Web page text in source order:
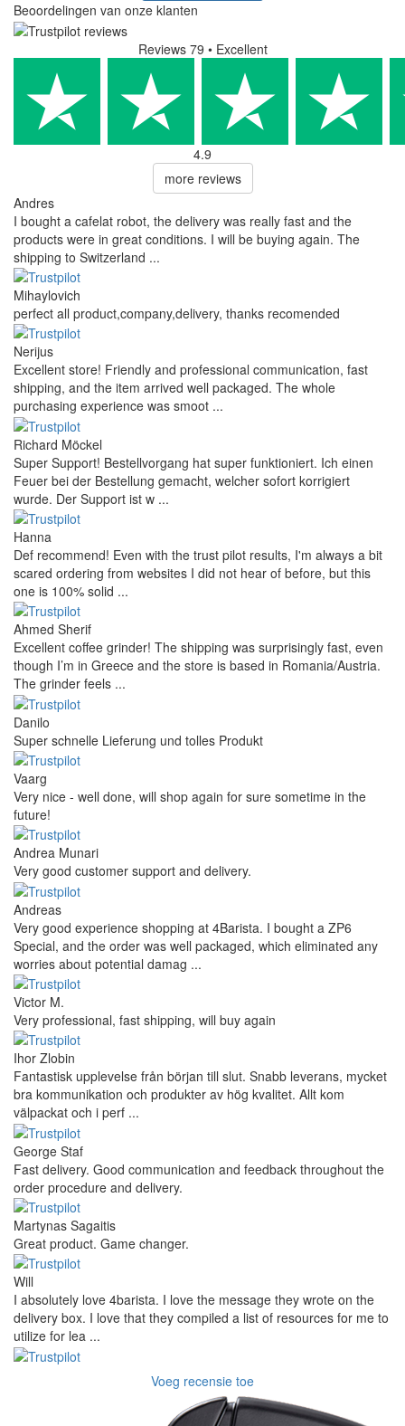
Beoordelingen van onze klanten
Reviews 79 • Excellent
4.9
more reviews
Andres
I bought a cafelat robot, the delivery was really fast and the
products were in great conditions. I will be buying again. The
shipping to Switzerland ...
Mihaylovich
perfect all product,company,delivery, thanks recomended
Nerijus
Excellent store! Friendly and professional communication, fast
shipping, and the item arrived well packaged. The whole
purchasing experience was smoot ...
Richard Möckel
Super Support! Bestellvorgang hat super funktioniert. Ich einen
Feuer bei der Bestellung gemacht, welcher sofort korrigiert
wurde. Der Support ist w ...
Hanna
Def recommend! Even with the trust pilot results, I'm always a bit
scared ordering from websites I did not hear of before, but this
one is 100% solid ...
Ahmed Sherif
Excellent coffee grinder! The shipping was surprisingly fast, even
though I’m in Greece and the store is based in Romania/Austria.
The grinder feels ...
Danilo
Super schnelle Lieferung und tolles Produkt
Vaarg
Very nice - well done, will shop again for sure sometime in the
future!
Andrea Munari
Very good customer support and delivery.
Andreas
Very good experience shopping at 4Barista. I bought a ZP6
Special, and the order was well packaged, which eliminated any
worries about potential damag ...
Victor M.
Very professional, fast shipping, will buy again
Ihor Zlobin
Fantastisk upplevelse från början till slut. Snabb leverans, mycket
bra kommunikation och produkter av hög kvalitet. Allt kom
välpackat och i perf ...
George Staf
Fast delivery. Good communication and feedback throughout the
order procedure and delivery.
Martynas Sagaitis
Great product. Game changer.
Will
I absolutely love 4barista. I love the message they wrote on the
delivery box. I love that they compiled a list of resources for me to
utilize for lea ...
Voeg recensie toe